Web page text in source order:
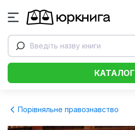
Введіть назву книги
КАТАЛОГ
Порівняльне правознавство